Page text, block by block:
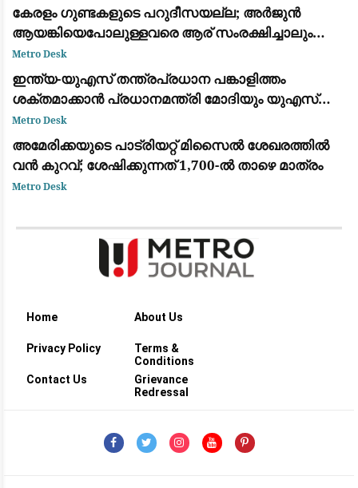
കേരളം ഗുണ്ടകളുടെ പറുദീസയല്ല; അർജുൻ
ആയങ്കിയെപോലുള്ളവരെ ആര് സംരക്ഷിച്ചാലും
കാര്യമില്ല: രമേശ് ചെന്നിത്തല
Metro Desk
ഇന്ത്യ-യുഎസ് തന്ത്രപ്രധാന പങ്കാളിത്തം
ശക്തമാക്കാൻ പ്രധാനമന്ത്രി മോദിയും യുഎസ്
വൈസ് പ്രസിഡന്റ് ജെ.ഡി. വാൻസും ചർച്ച നടത്തി
Metro Desk
അമേരിക്കയുടെ പാട്രിയറ്റ് മിസൈൽ ശേഖരത്തിൽ
വൻ കുറവ്; ശേഷിക്കുന്നത് 1,700-ൽ താഴെ മാത്രം
Metro Desk
Home About Us
Privacy Policy
Terms &
Conditions
Contact Us
Grievance
Redressal